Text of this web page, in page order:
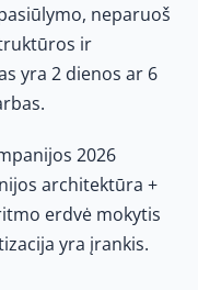
neparuoš
ir
yra 2 dienos ar 6
2026
architektūra +
erdvė mokytis
yra įrankis.